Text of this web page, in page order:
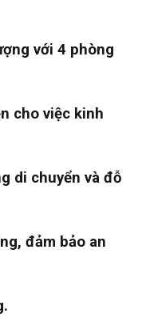
với 4 phòng
cho việc kinh
di chuyển và đỗ
đảm bảo an